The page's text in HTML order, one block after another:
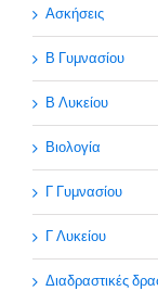
Ασκήσεις
Β Γυμνασίου
Β Λυκείου
Βιολογία
Γ Γυμνασίου
Γ Λυκείου
Διαδραστικές